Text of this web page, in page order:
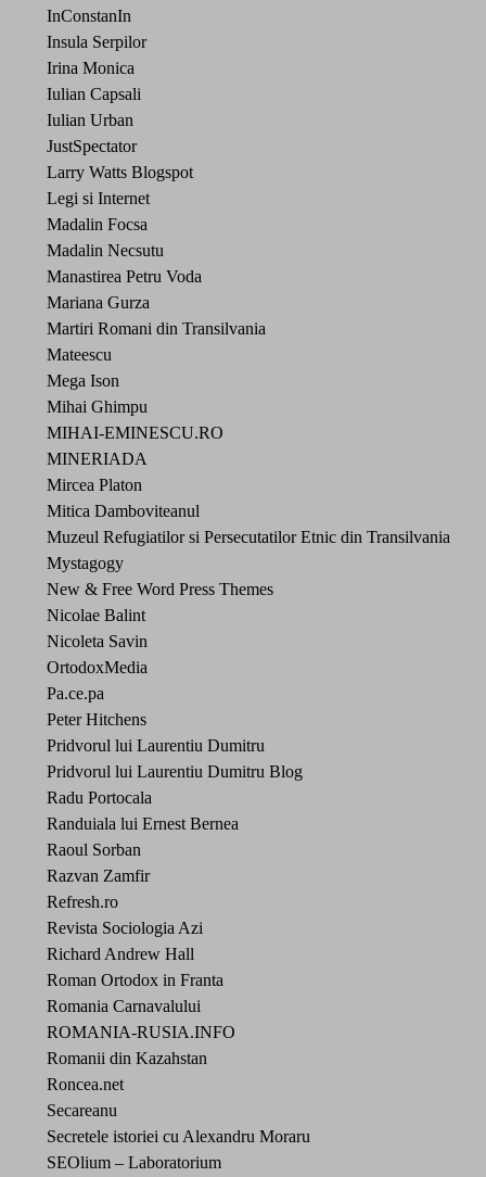
InConstanIn
Insula Serpilor
Irina Monica
Iulian Capsali
Iulian Urban
JustSpectator
Larry Watts Blogspot
Legi si Internet
Madalin Focsa
Madalin Necsutu
Manastirea Petru Voda
Mariana Gurza
Martiri Romani din Transilvania
Mateescu
Mega Ison
Mihai Ghimpu
MIHAI-EMINESCU.RO
MINERIADA
Mircea Platon
Mitica Damboviteanul
Muzeul Refugiatilor si Persecutatilor Etnic din Transilvania
Mystagogy
New & Free Word Press Themes
Nicolae Balint
Nicoleta Savin
OrtodoxMedia
Pa.ce.pa
Peter Hitchens
Pridvorul lui Laurentiu Dumitru
Pridvorul lui Laurentiu Dumitru Blog
Radu Portocala
Randuiala lui Ernest Bernea
Raoul Sorban
Razvan Zamfir
Refresh.ro
Revista Sociologia Azi
Richard Andrew Hall
Roman Ortodox in Franta
Romania Carnavalului
ROMANIA-RUSIA.INFO
Romanii din Kazahstan
Roncea.net
Secareanu
Secretele istoriei cu Alexandru Moraru
SEOlium – Laboratorium